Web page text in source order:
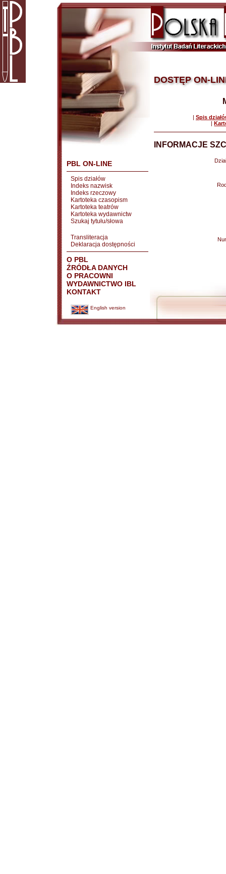
PBL ON-LINE
Spis działów
Indeks nazwisk
Indeks rzeczowy
Kartoteka czasopism
Kartoteka teatrów
Kartoteka wydawnictw
Szukaj tytułu/słowa
Transliteracja
Deklaracja dostępności
O PBL
ŹRÓDŁA DANYCH
O PRACOWNI
WYDAWNICTWO IBL
KONTAKT
English version
DOSTĘP ON-
| Spis
|
INFORMACJE